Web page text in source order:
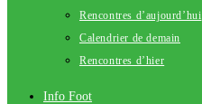
Rencontres d’aujourd’hui
Calendrier de demain
Rencontres d’hier
Info Foot